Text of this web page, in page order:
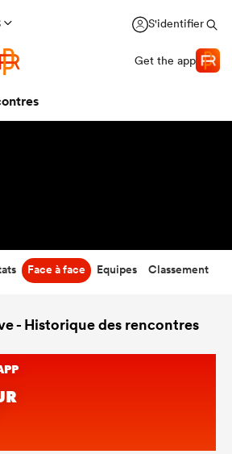
S'identifier
Get the app
Face à face Equipes Classement
- Historique des rencontres